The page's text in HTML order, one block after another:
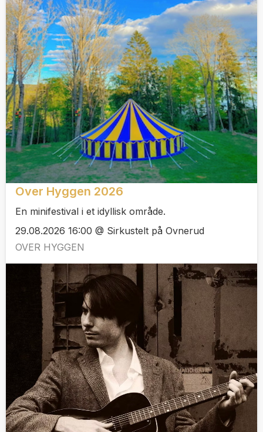
Over Hyggen 2026
En minifestival i et idyllisk område.
29.08.2026 16:00 @ Sirkustelt på Ovnerud
OVER HYGGEN